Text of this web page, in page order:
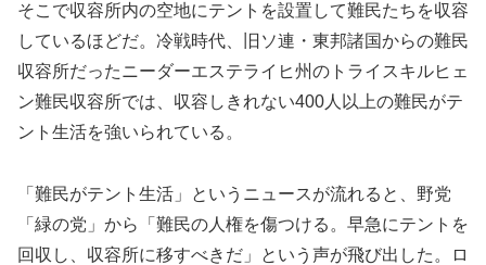
そこで収容所内の空地にテントを設置して難民たちを収容
しているほどだ。冷戦時代、旧ソ連・東邦諸国からの難民
収容所だったニーダーエステライヒ州のトライスキルヒェ
ン難民収容所では、収容しきれない400人以上の難民がテ
ント生活を強いられている。
「難民がテント生活」というニュースが流れると、野党
「緑の党」から「難民の人権を傷つける。早急にテントを
回収し、収容所に移すべきだ」という声が飛び出した。ロ